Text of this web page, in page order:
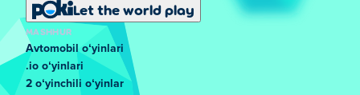
Let the world play
MASHHUR
Avtomobil oʻyinlari
.io oʻyinlari
2 oʻyinchili oʻyinlar